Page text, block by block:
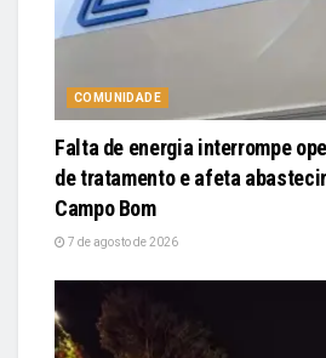
COMUNIDADE
Falta de energia interrompe
de tratamento e afeta
Campo Bom
7 de agosto de 2026